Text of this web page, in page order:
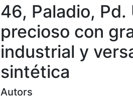
46, Paladio, Pd.
precioso con
industrial y
sintética
Autors